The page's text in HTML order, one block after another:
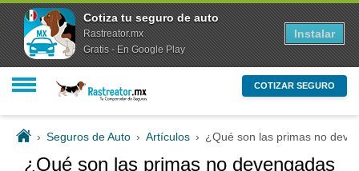
COTIZAR SEGURO
› Seguros de Auto › Artículos › ¿Qué son las primas no
¿Qué son las primas no devengadas
Cotiza tu seguro de auto
Rastreator.mx
Gratis - En Google Play
Instalar